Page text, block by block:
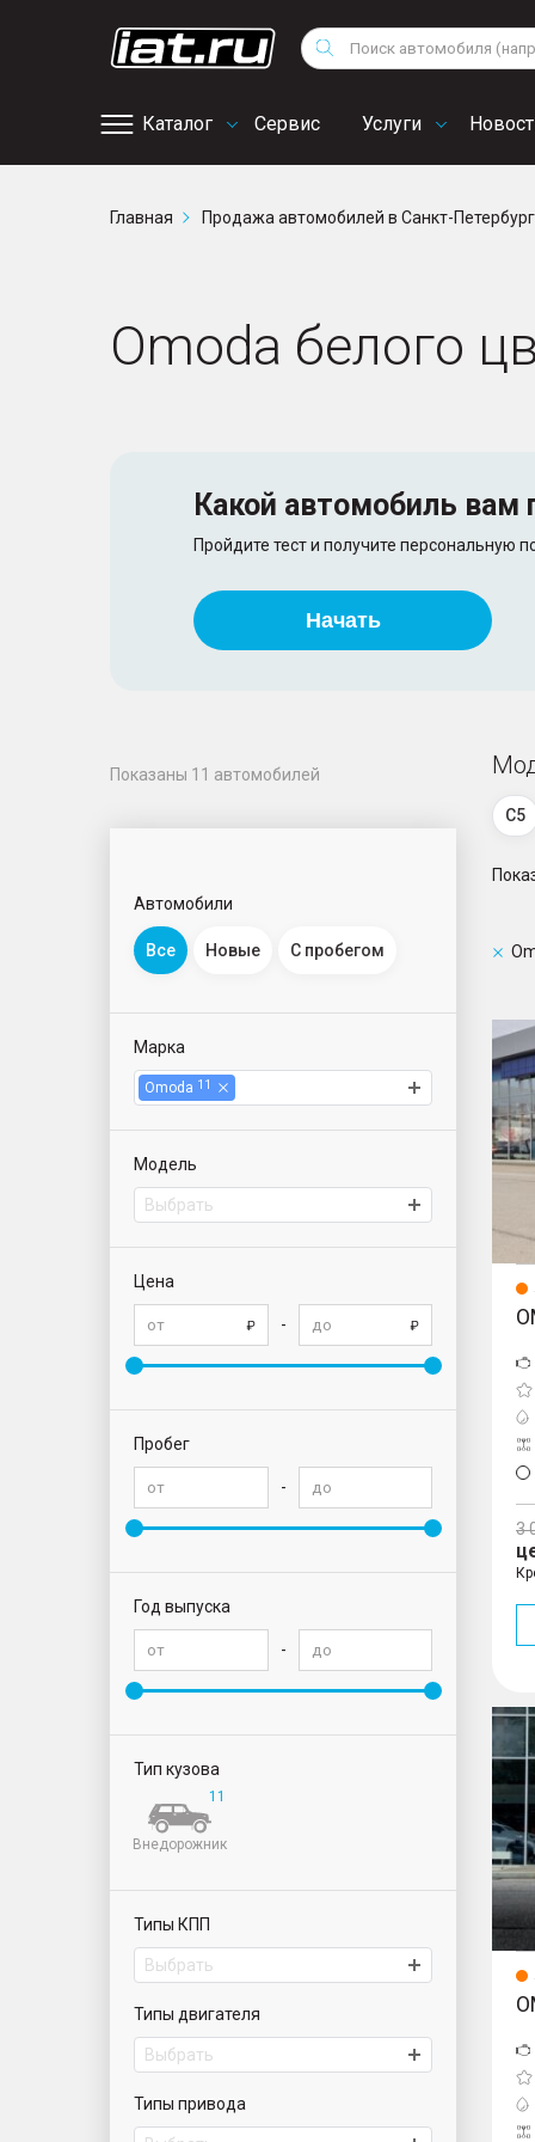
Поиск
Каталог Сервис
сервис
Услуги
Снегоходы
Квадроциклы
Главная Продажа автомобилей в Санкт-
Omoda белого
Какой автомобиль вам
Пройдите тест и получите персональную
Начать
Показаны 11 автомобилей
Автомобили
Все Новые С пробегом
Марка
Omoda 11
Модель
Выбрать
Цена
-
Пробег
-
Год выпуска
-
Тип кузова
11
Внедорожник
Типы КПП
Выбрать
Типы двигателя
Выбрать
Типы привода
C5
C7
3